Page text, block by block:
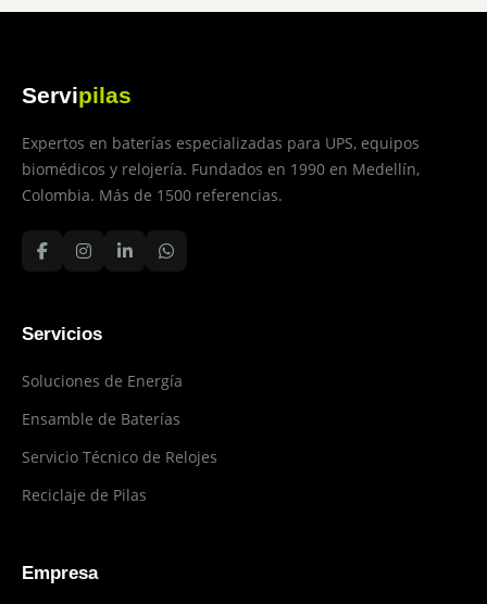
Servipilas
Expertos en baterías especializadas para UPS, equipos
biomédicos y relojería. Fundados en 1990 en Medellín,
Colombia. Más de 1500 referencias.
Servicios
Soluciones de Energía
Ensamble de Baterías
Servicio Técnico de Relojes
Reciclaje de Pilas
Empresa